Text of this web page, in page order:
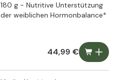
180 g - Nutritive Unterstützung
der weiblichen Hormonbalance*
44,99 €